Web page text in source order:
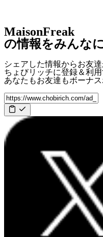
MaisonFreak
の情報をみんな
シェアした情報からお友
ちょびリッチに登録＆利用
あなたもお友達もボーナ